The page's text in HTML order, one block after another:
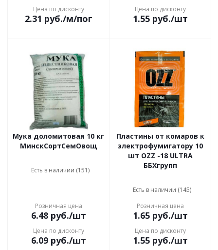
Цена по дисконту
2.31 руб./м/пог
Цена по дисконту
1.55руб./шт
Мука доломитовая 10 кг
МинскСортСемОвощ
Есть в наличии (151)
Розничная цена
6.48руб./шт
Цена по дисконту
6.09руб./шт
Пластины от комаров к
электрофумигатору 10
шт OZZ -18 ULTRA
ББХгрупп
Есть в наличии (145)
Розничная цена
1.65руб./шт
Цена по дисконту
1.55руб./шт